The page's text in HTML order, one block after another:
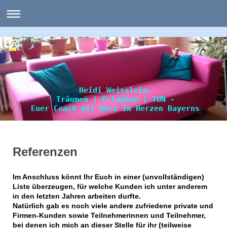
Heidi Weisslein.
Träumen | Erlauben | TUN -
Euer Coach mit Herz im Herzen Bayerns
Referenzen
Im Anschluss könnt Ihr Euch in einer (unvollständigen)
Liste überzeugen, für welche Kunden ich unter anderem
in den letzten Jahren arbeiten durfte.
Natürlich gab es noch viele andere zufriedene private und
Firmen-Kunden sowie Teilnehmerinnen und Teilnehmer,
bei denen ich mich an dieser Stelle für ihr (teilweise